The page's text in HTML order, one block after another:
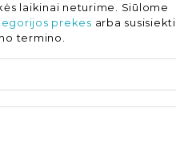
laikinai neturime. Siūlome
prekes arba susisiekti
termino.